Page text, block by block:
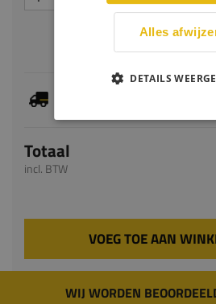
Totaal
incl. BTW
VOEG TOE AAN
WIJ WORDEN
Alles
DETAILS